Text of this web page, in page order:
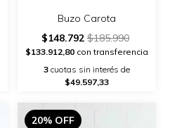
Buzo Carota
$148.792$185.990
$133.912,80 con transferencia
3 cuotas sin interés de
$49.597,33
20% OFF